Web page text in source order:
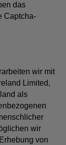
das
Captcha-
wir mit
Limited,
als
wir
von